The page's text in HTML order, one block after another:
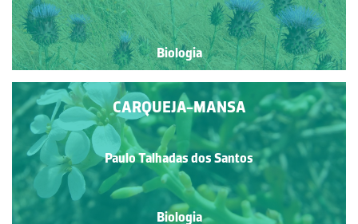
Biologia
CARQUEJA-MANSA
Paulo Talhadas dos Santos
Biologia